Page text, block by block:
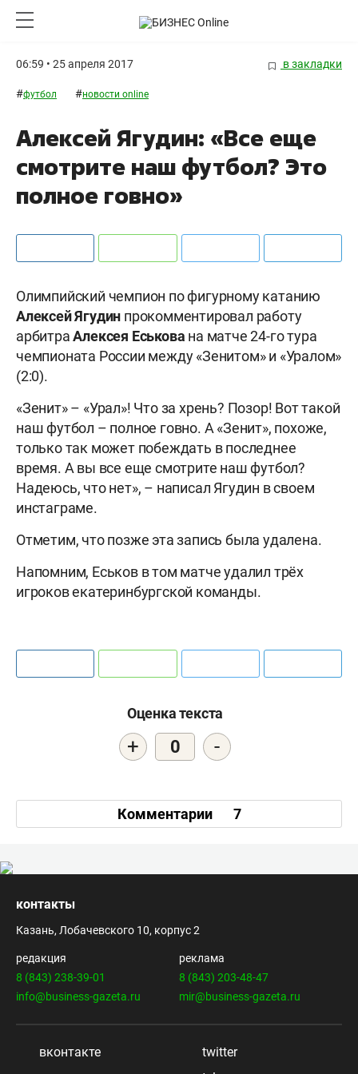
06:59 • 25 апреля 2017 в закладки
#футбол #новости online
Алексей Ягудин: «Все еще
смотрите наш футбол? Это
полное говно»
Олимпийский чемпион по фигурному катанию
Алексей Ягудин прокомментировал работу
арбитраАлексея Еськова на матче 24-го тура
чемпионата России между «Зенитом» и «Уралом»
(2:0).
«Зенит» – «Урал»! Что за хрень? Позор! Вот такой
наш футбол – полное говно. А «Зенит», похоже,
только так может побеждать в последнее
время. А вы все еще смотрите наш футбол?
Надеюсь, что нет», – написал Ягудин в своем
инстаграме.
Отметим, что позже эта запись была удалена.
Напомним, Еськов в том матче удалил трёх
игроков екатеринбургской команды.
Оценка текста
+ 0 -
Комментарии 7
контакты
Казань, Лобачевского 10, корпус 2
редакция
8 (843) 238-39-01
info@business-gazeta.ru
реклама
8 (843) 203-48-47
mir@business-gazeta.ru
вконтакте
twitter